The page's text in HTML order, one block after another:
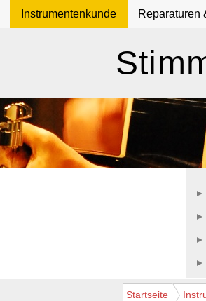
Instrumentenkunde Reparaturen
Startseite